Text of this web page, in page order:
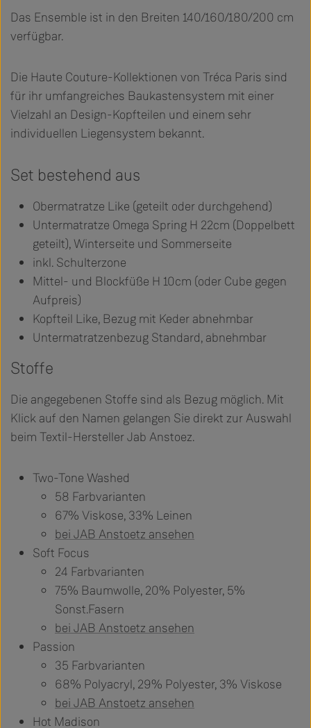
Das Ensemble ist in den Breiten 140/160/180/200 cm
verfügbar.
Die Haute Couture-Kollektionen von Tréca Paris sind
für ihr umfangreiches Baukastensystem mit einer
Vielzahl an Design-Kopfteilen und einem sehr
individuellen Liegensystem bekannt.
Set bestehend aus
Obermatratze Like (geteilt oder durchgehend)
Untermatratze Omega Spring H 22cm (Doppelbett
geteilt), Winterseite und Sommerseite
inkl. Schulterzone
Mittel- und Blockfüße H 10cm (oder Cube gegen
Aufpreis)
Kopfteil Like, Bezug mit Keder abnehmbar
Untermatratzenbezug Standard, abnehmbar
Stoffe
Die angegebenen Stoffe sind als Bezug möglich. Mit
Klick auf den Namen gelangen Sie direkt zur Auswahl
beim Textil-Hersteller Jab Anstoez.
Two-Tone Washed
58 Farbvarianten
67% Viskose, 33% Leinen
bei JAB Anstoetz ansehen
Soft Focus
24 Farbvarianten
75% Baumwolle, 20% Polyester, 5%
Sonst.Fasern
bei JAB Anstoetz ansehen
Passion
35 Farbvarianten
68% Polyacryl, 29% Polyester, 3% Viskose
bei JAB Anstoetz ansehen
Hot Madison